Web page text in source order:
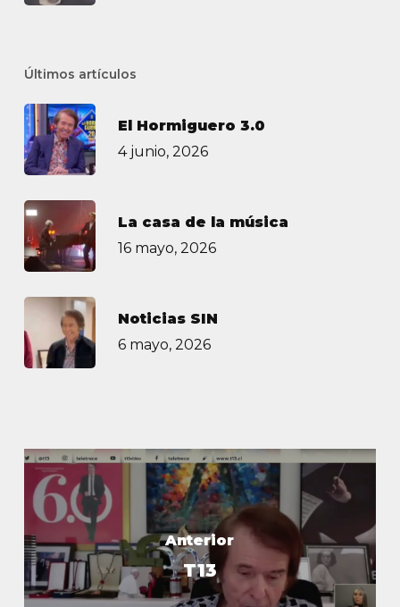
Últimos artículos
El Hormiguero 3.0
4 junio, 2026
La casa de la música
16 mayo, 2026
Noticias SIN
6 mayo, 2026
Anterior
T13